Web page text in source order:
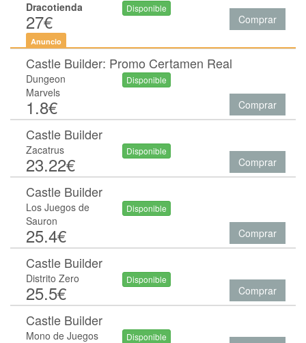
Dracotienda
27€
Disponible
Comprar
Anuncio
Castle Builder: Promo Certamen Real
Dungeon
Marvels
1.8€
Disponible
Comprar
Castle Builder
Zacatrus
23.22€
Disponible
Comprar
Castle Builder
Los Juegos de
Sauron
25.4€
Disponible
Comprar
Castle Builder
Distrito Zero
25.5€
Disponible
Comprar
Castle Builder
Mono de Juegos Disponible